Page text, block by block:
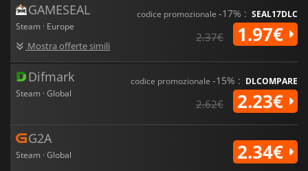
GAMESEAL
Steam · Europe
Mostra offerte simili
codice promozionale -17% : SEAL17DLC
2.37€ 1.97€
Difmark
Steam · Global
codice promozionale -15% : DLCOMPARE
2.62€ 2.23€
G2A
Steam · Global 2.34€